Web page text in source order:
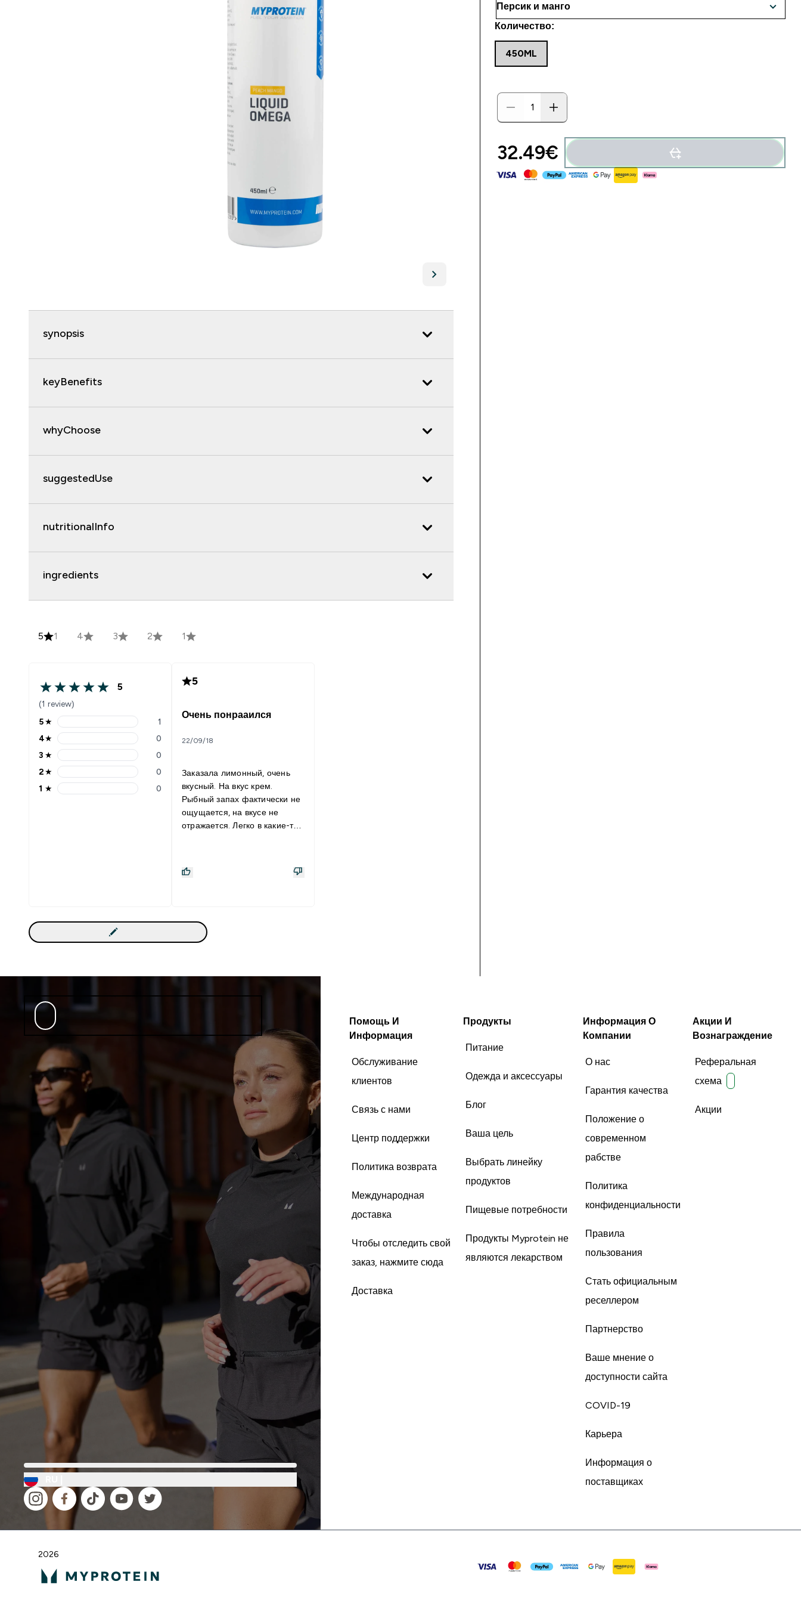
synopsis
keyBenefits
whyChoose
suggestedUse
nutritionalInfo
ingredients
5 1 4 3 2 1
5
(1 review)
5★
1
4★
0
3 ★
0
2★
0
1 ★ 0
5
Очень понрааился
22/09/18
Заказала лимонный, очень
вкусный. На вкус крем.
Рыбный запах фактически не
ощущается, на вкусе не
отражается. Легко в какие-то
продукт отлично сочетается с:
С зож, с кофе
Количество:
450ML
32.49€‎
Помощь И
Информация
Обслуживание
клиентов
Связь с нами
Центр поддержки
Политика возврата
Международная
доставка
Чтобы отследить свой
заказ, нажмите сюда
Доставка
Продукты
Питание
Одежда и аксессуары
Блог
Ваша цель
Выбрать линейку
продуктов
Пищевые потребности
Продукты Myprotein не
являются лекарством
Информация О
Компании
О нас
Гарантия качества
Положение о
современном
рабстве
Политика
конфиденциальности
Правила
пользования
Стать официальным
реселлером
Партнерство
Ваше мнение о
доступности сайта
COVID-19
Карьера
Информация о
поставщиках
Акции И
Вознаграждение
Реферальная
схема
Акции
2026